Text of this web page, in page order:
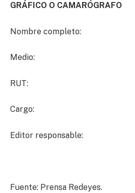
GRÁFICO O CAMARÓGRAFO
Nombre completo:
Medio:
RUT:
Cargo:
Editor responsable:
Fuente: Prensa Redeyes.